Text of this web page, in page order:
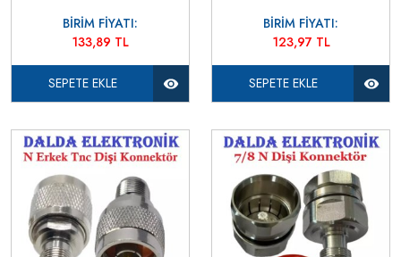
BİRİM FİYATI:
133,89 TL
SEPETE EKLE
BİRİM FİYATI:
123,97 TL
SEPETE EKLE